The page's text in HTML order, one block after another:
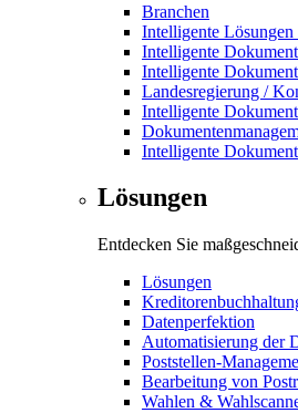
Branchen
Intelligente
Intelligente
Intelligente
Landesregierung /
Intelligente
Intelligente
Lösungen
Entdecken Sie
Lösungen
Datenperfektion
Automatisierung der
Poststellen-
Bearbeitung von
Wahlen &